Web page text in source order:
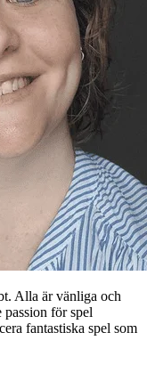
Alla är vänliga och
för spel
fantastiska spel som